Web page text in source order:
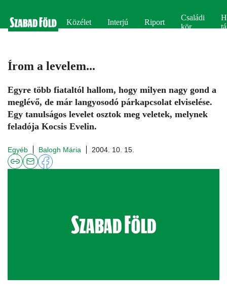
Közélet Interjú Riport
Családi
kör
Írom a levelem...
Egyre több fiataltól hallom, hogy milyen nagy gond a
meglévő, de már langyosodó párkapcsolat elviselése.
Egy tanulságos levelet osztok meg veletek, melynek
feladója Kocsis Evelin.
Egyéb Balogh Mária 2004. 10. 15.